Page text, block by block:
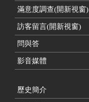
滿意度調查(開新視窗)
訪客留言(開新視窗)
問與答
影音媒體
歷史簡介